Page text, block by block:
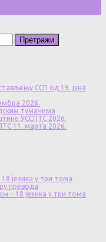
ССП од 19. јуна
2026.
тумачима
УССПТС 2026.
11. марта 2026.
језика у три тома
превода
– 18 језика у три тома